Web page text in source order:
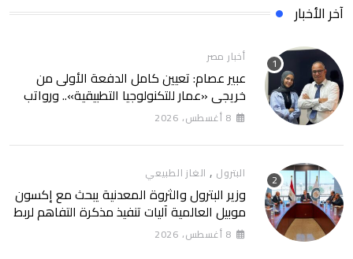
آخر الأخبار
أخبار مصر
عبير عصام: تعيين كامل الدفعة الأولى من
خريجي «عمار للتكنولوجيا التطبيقية».. ورواتب
تصل إلى 13 ألف جنيه
8 أغسطس، 2026
البترول , الغاز الطبيعي
وزير البترول والثروة المعدنية يبحث مع إكسون
موبيل العالمية آليات تنفيذ مذكرة التفاهم لربط
اكتشافات الشركة في قبرص بالبنية التحتية
المصرية
8 أغسطس، 2026